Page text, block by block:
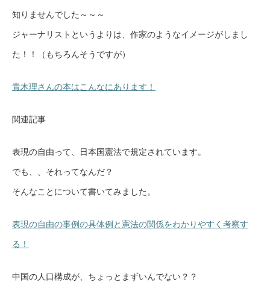
知りませんでした～～～
ジャーナリストというよりは、作家のようなイメージがしまし
た！！（もちろんそうですが）
青木理さんの本はこんなにあります！
関連記事
表現の自由って、日本国憲法で規定されています。
でも、、それってなんだ？
そんなことについて書いてみました。
表現の自由の事例の具体例と憲法の関係をわかりやすく考察す
る！
中国の人口構成が、ちょっとまずいんでない？？